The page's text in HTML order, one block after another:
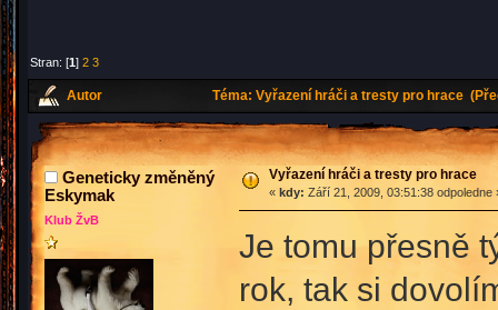
Stran: [1]2 3
Autor Téma: Vyřazení hráči a tresty pro hrace
Geneticky změněný
Eskymak
Klub ŽvB
Vyřazení hráči a tresty pro hrace
« kdy: Září 21, 2009, 03:51:38 odpoledne
Je tomu přesně
rok, tak si